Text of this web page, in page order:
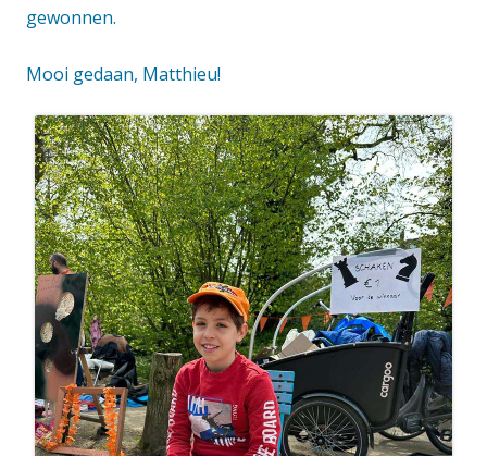
gewonnen.
Mooi gedaan, Matthieu!